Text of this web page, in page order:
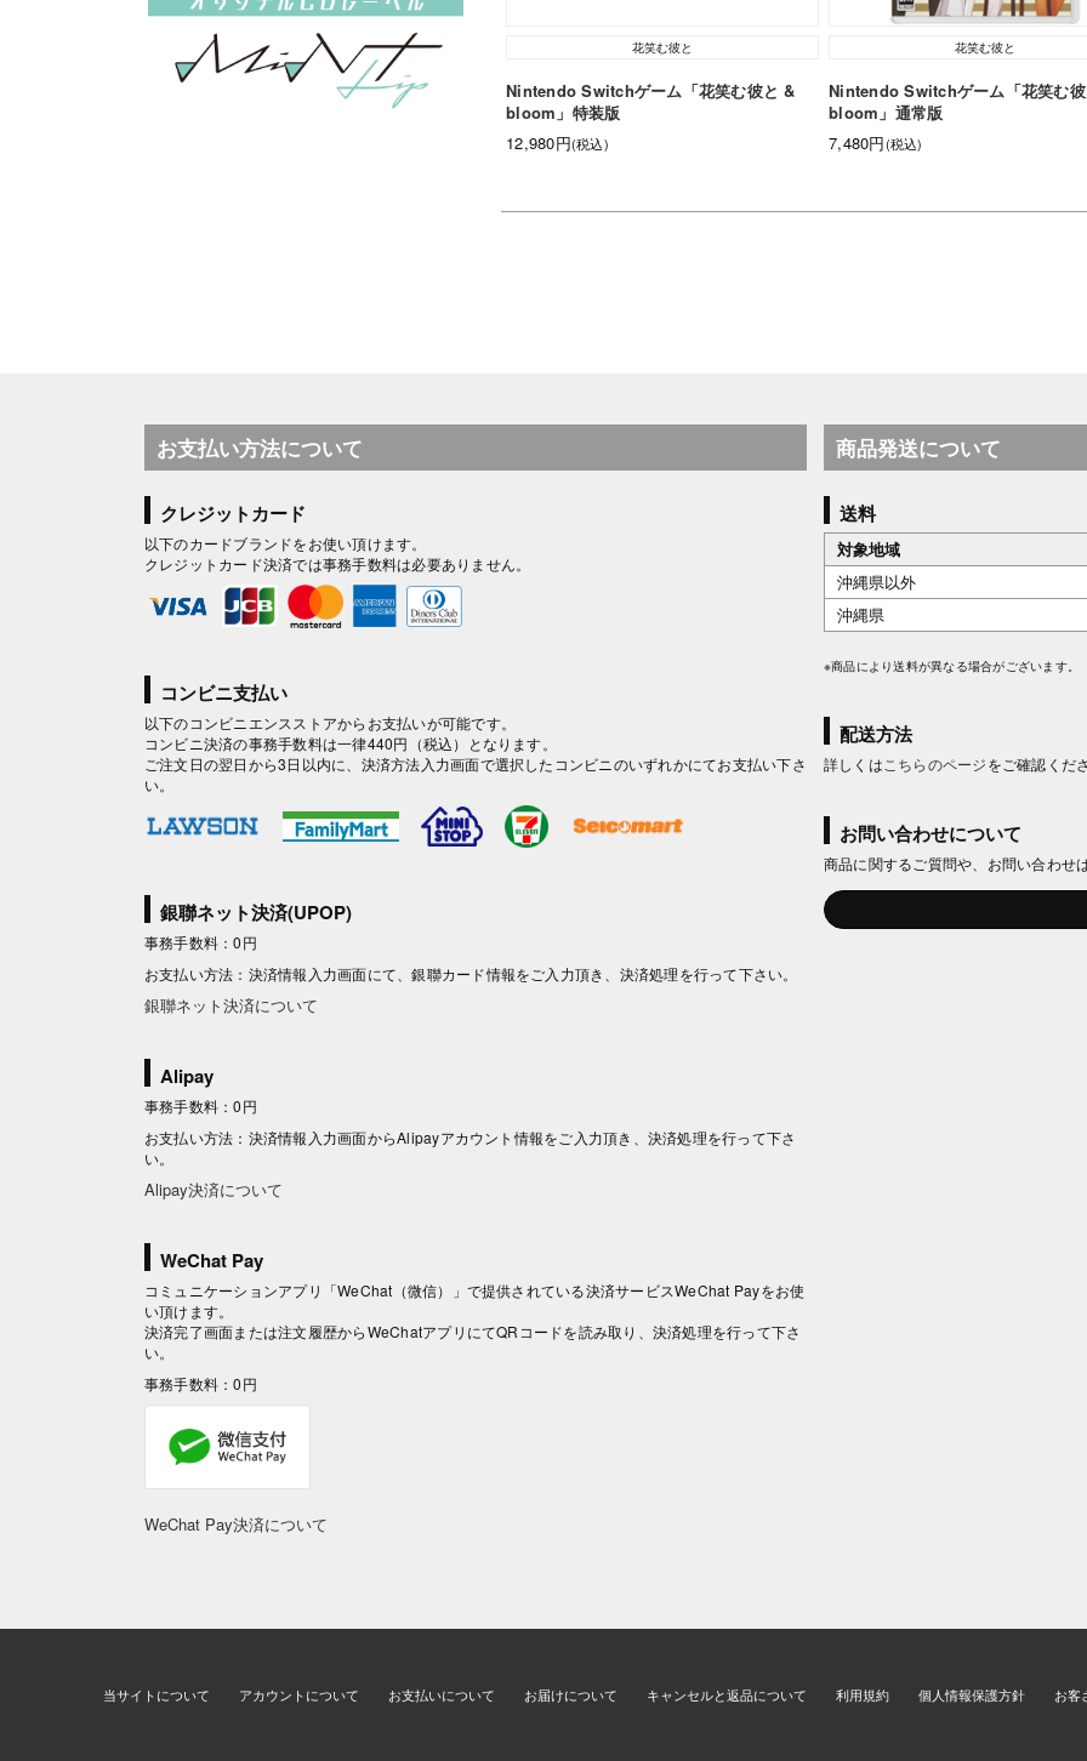
花笑む彼と
Nintendo Switchゲーム「花笑む彼と &
bloom」特装版
12,980円(税込)
花笑む彼と
Nintendo Switchゲーム「花笑む
bloom」通常版
7,480円(税込)
お支払い方法について
クレジットカード
以下のカードブランドをお使い頂けます。
クレジットカード決済では事務手数料は必要ありません。
コンビニ支払い
以下のコンビニエンスストアからお支払いが可能です。
コンビニ決済の事務手数料は一律440円（税込）となります。
ご注文日の翌日から3日以内に、決済方法入力画面で選択したコンビニのいずれかにてお支払い下さ
い。
銀聯ネット決済(UPOP)
事務手数料：0円
お支払い方法：決済情報入力画面にて、銀聯カード情報をご入力頂き、決済処理を行って下さい。
銀聯ネット決済について
Alipay
事務手数料：0円
お支払い方法：決済情報入力画面からAlipayアカウント情報をご入力頂き、決済処理を行って下さ
い。
Alipay決済について
WeChat Pay
コミュニケーションアプリ「WeChat（微信）」で提供されている決済サービスWeChat Payをお使
い頂けます。
決済完了画面または注文履歴からWeChatアプリにてQRコードを読み取り、決済処理を行って下さ
い。
事務手数料：0円
WeChat Pay決済について
商品発送について
送料
対象地域
沖縄県以外
沖縄県
※商品により送料が異なる場合がございます。
配送方法
詳しくは こちらのページをご確認くだ
お問い合わせについて
商品に関するご質問や、お問い合わせ
当サイトについて アカウントについて お支払いについて お届けについて キャンセルと返品について 利用規約 個人情報保護方針 お客